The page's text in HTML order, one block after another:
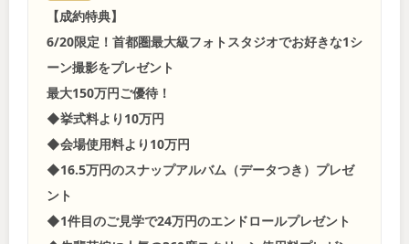
【成約特典】
6/20限定！首都圏最大級フォトスタジオでお好きな1シ
ーン撮影をプレゼント
最大150万円ご優待！
◆挙式料より10万円
◆会場使用料より10万円
◆16.5万円のスナップアルバム（データつき）プレゼ
ント
◆1件目のご見学で24万円のエンドロールプレゼント